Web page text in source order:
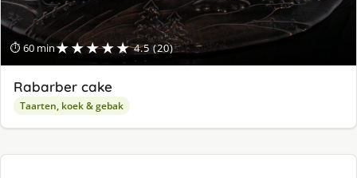
⏱ 60 min★★★★★ 4.5 (20)
Rabarber cake
Taarten, koek & gebak